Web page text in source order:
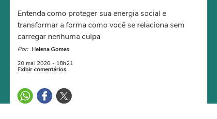
Entenda como proteger sua energia social e
transformar a forma como você se relaciona sem
carregar nenhuma culpa
Por: Helena Gomes
20 mai 2026 - 18h21
Exibir comentários